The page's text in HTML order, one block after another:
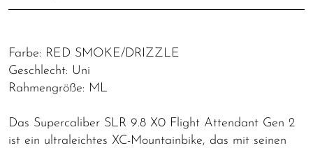
Farbe: RED SMOKE/DRIZZLE
Geschlecht: Uni
Rahmengröße: ML
Das Supercaliber SLR 9.8 X0 Flight Attendant Gen 2
ist ein ultraleichtes XC-Mountainbike, das mit seinen